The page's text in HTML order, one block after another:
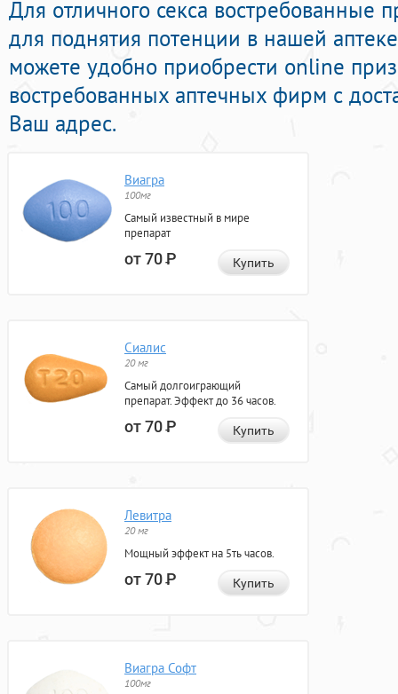
Для отличного секса востребованные
для поднятия потенции в нашей
можете удобно приобрести online
востребованных аптечных фирм с
Ваш адрес.
Виагра
100мг
Самый известный в мире
препарат
от 70Р Купить
Сиалис
20 мг
Самый долгоиграющий
препарат. Эффект до 36 часов.
от 70Р Купить
Левитра
20 мг
Мощный эффект на 5ть часов.
от 70Р Купить
Виагра Софт
100мг